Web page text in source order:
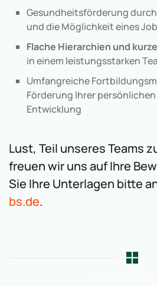
Gesundheitsförderung
und die Möglichkeit eines
Flache Hierarchien und
in einem leistungsstarken
Umfangreiche
Förderung Ihrer
Entwicklung
Lust, Teil unseres Teams
freuen wir uns auf Ihre
Sie Ihre Unterlagen bitte
bs.de.